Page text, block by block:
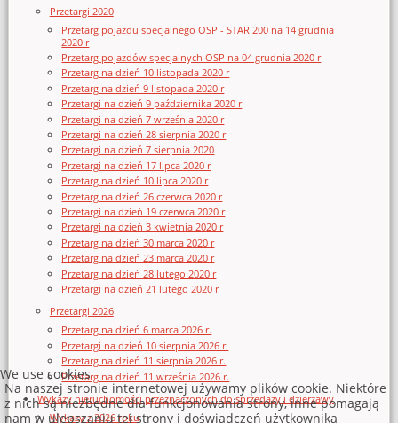
Przetargi 2020
Przetarg pojazdu specjalnego OSP - STAR 200 na 14 grudnia
2020 r
Przetarg pojazdów specjalnych OSP na 04 grudnia 2020 r
Przetarg na dzień 10 listopada 2020 r
Przetarg na dzień 9 listopada 2020 r
Przetargi na dzień 9 października 2020 r
Przetargi na dzień 7 września 2020 r
Przetargi na dzień 28 sierpnia 2020 r
Przetargi na dzień 7 sierpnia 2020
Przetargi na dzień 17 lipca 2020 r
Przetarg na dzień 10 lipca 2020 r
Przetarg na dzień 26 czerwca 2020 r
Przetargi na dzień 19 czerwca 2020 r
Przetargi na dzień 3 kwietnia 2020 r
Przetarg na dzień 30 marca 2020 r
Przetarg na dzień 23 marca 2020 r
Przetarg na dzień 28 lutego 2020 r
Przetargi na dzień 21 lutego 2020 r
Przetargi 2026
Przetarg na dzień 6 marca 2026 r.
Przetargi na dzień 10 sierpnia 2026 r.
Przetarg na dzień 11 sierpnia 2026 r.
Przetarg na dzień 11 września 2026 r.
Wykazy nieruchomości przeznaczonych do sprzedaży i dzierżawy
Wykazy z 2026 roku
We use cookies
Na naszej stronie internetowej używamy plików cookie. Niektóre
z nich są niezbędne dla funkcjonowania strony, inne pomagają
nam w ulepszaniu tej strony i doświadczeń użytkownika